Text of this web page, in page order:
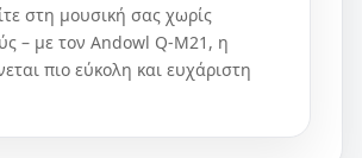
στη μουσική σας χωρίς
– με τον Andowl Q-M21, η
πιο εύκολη και ευχάριστη